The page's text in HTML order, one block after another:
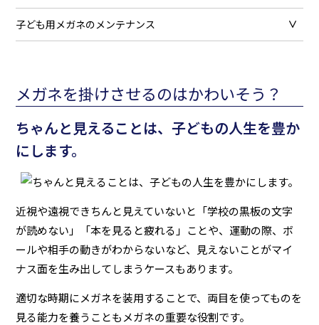
子ども用メガネのメンテナンス
メガネを掛けさせるのはかわいそう？
ちゃんと見えることは、子どもの人生を豊か
にします。
近視や遠視できちんと見えていないと「学校の黒板の文字
が読めない」「本を見ると疲れる」ことや、運動の際、ボ
ールや相手の動きがわからないなど、見えないことがマイ
ナス面を生み出してしまうケースもあります。
適切な時期にメガネを装用することで、両目を使ってものを
見る能力を養うこともメガネの重要な役割です。